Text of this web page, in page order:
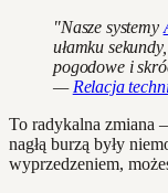
"Nasze systemy
ułamku
pogodowe i
— Relacja
To radykalna zmiana
nagłą burzą były
wyprzedzeniem,